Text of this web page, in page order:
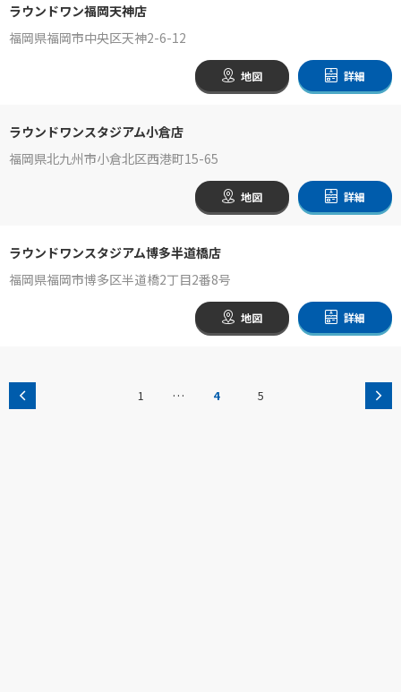
ラウンドワン福岡天神店
福岡県福岡市中央区天神2-6-12
地図 詳細
ラウンドワンスタジアム小倉店
福岡県北九州市小倉北区西港町15-65
地図 詳細
ラウンドワンスタジアム博多半道橋店
福岡県福岡市博多区半道橋2丁目2番8号
地図 詳細
1 … 4 5